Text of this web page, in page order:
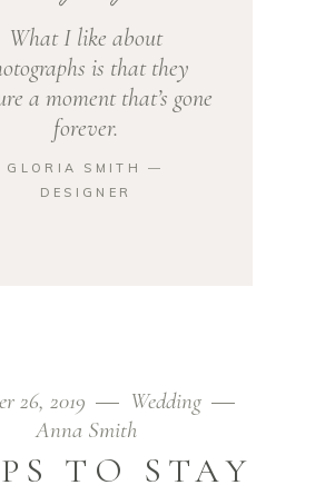
What I like about
is that they
a moment that’s gone
forever.
GLORIA SMITH ―
DESIGNER
26, 2019
Wedding
Anna Smith
TO STAY